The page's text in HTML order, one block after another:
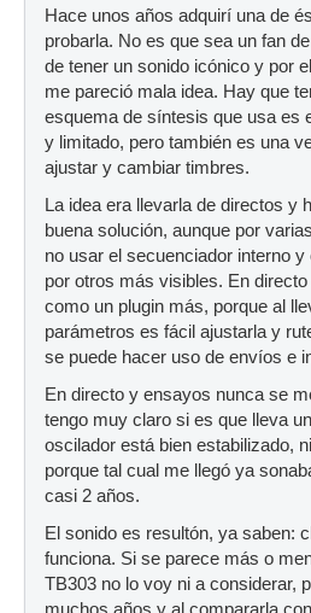
Hace unos años adquirí una de
probarla. No es que sea un fan
de tener un sonido icónico y por
me pareció mala idea. Hay que
esquema de síntesis que usa es
y limitado, pero también es una
ajustar y cambiar timbres.
La idea era llevarla de directos y
buena solución, aunque por
no usar el secuenciador interno
por otros más visibles. En
como un plugin más, porque al
parámetros es fácil ajustarla y
se puede hacer uso de envíos e
En directo y ensayos nunca se
tengo muy claro si es que lleva
oscilador está bien estabilizado,
porque tal cual me llegó ya
casi 2 años.
El sonido es resultón, ya saben:
funciona. Si se parece más o
TB303 no lo voy ni a considerar,